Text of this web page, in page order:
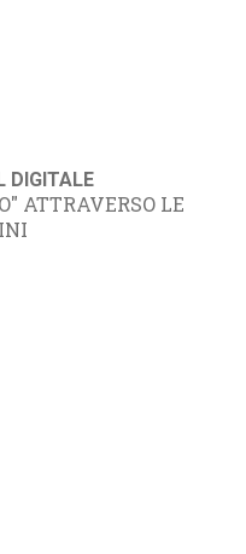
DIGITALE
ATTRAVERSO LE